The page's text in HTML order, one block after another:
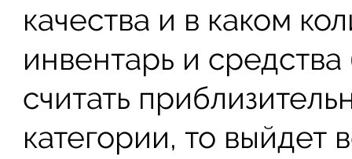
качества и в каком
инвентарь и
считать
категории, то выйдет